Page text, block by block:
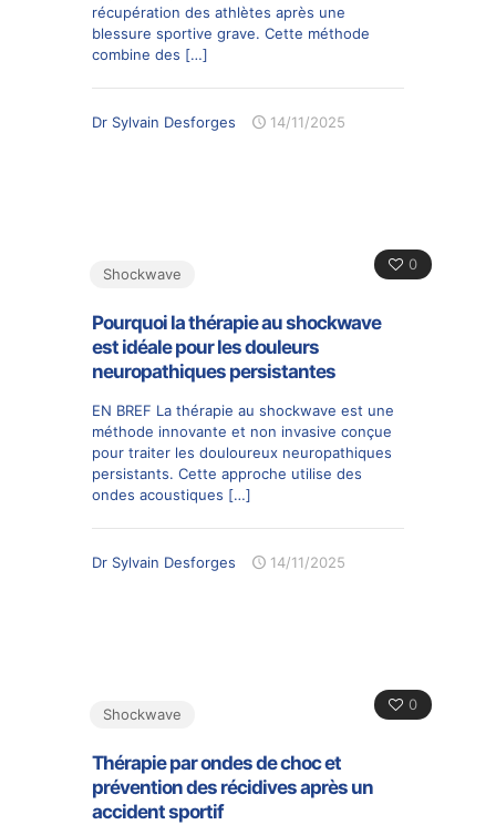
récupération des athlètes après une
blessure sportive grave. Cette méthode
combine des […]
Dr Sylvain Desforges 14/11/2025
0
Shockwave
Pourquoi la thérapie au shockwave
est idéale pour les douleurs
neuropathiques persistantes
EN BREF La thérapie au shockwave est une
méthode innovante et non invasive conçue
pour traiter les douloureux neuropathiques
persistants. Cette approche utilise des
ondes acoustiques […]
Dr Sylvain Desforges 14/11/2025
0
Shockwave
Thérapie par ondes de choc et
prévention des récidives après un
accident sportif